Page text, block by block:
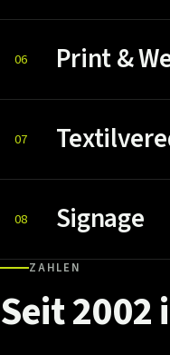
06 Print &
07
08 Signage
ZAHLEN
Seit2002